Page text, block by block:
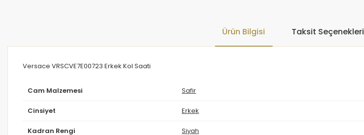
Ürün Bilgisi Taksit Seçenekleri
Versace VRSCVE7E00723 Erkek Kol Saati
Cam Malzemesi Safir
Cinsiyet Erkek
Kadran Rengi Siyah